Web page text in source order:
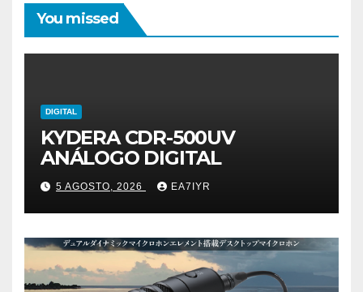
You missed
DIGITAL
KYDERA CDR-500UV
ANÁLOGO DIGITAL
5 AGOSTO, 2026 EA7IYR